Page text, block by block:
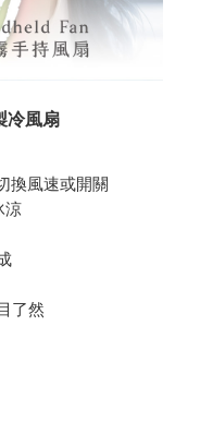
冷風扇
換風速或開關
涼
了然